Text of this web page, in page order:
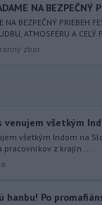
NA BEZPEČNÝ
BEZPEČNÝ PRIEBEH
ATMOSFÉRU A CELÝ
zbor
všetkým
všetkým Indom na
z krajín ...
Po